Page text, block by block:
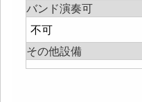
バンド演奏可
不可
その他設備